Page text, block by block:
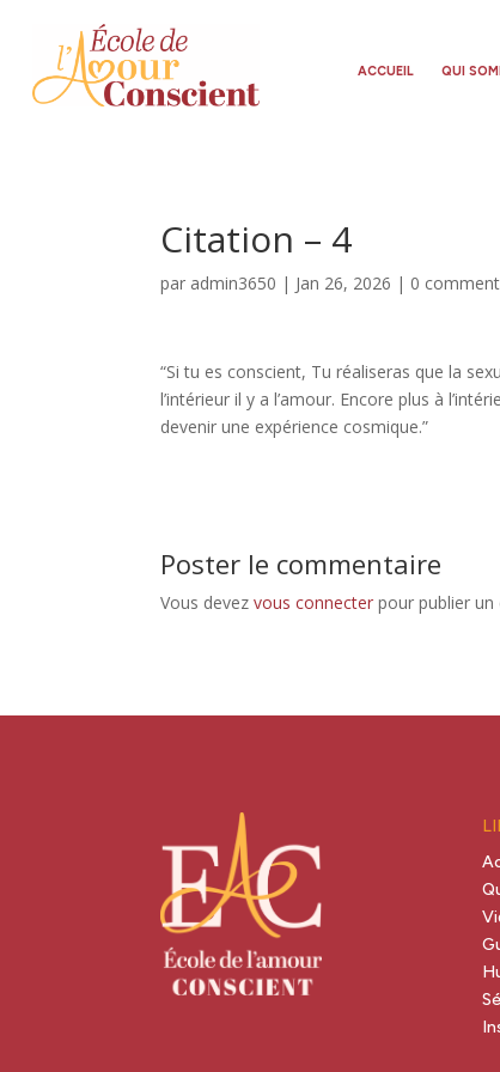
ACCUEIL QUI
Citation – 4
par admin3650 | Jan 26, 2026 | 0
“Si tu es conscient, Tu réaliseras que la
l’intérieur il y a l’amour. Encore plus à
devenir une expérience cosmique.”
Poster le commentaire
Vous devezvous connecter pour publier